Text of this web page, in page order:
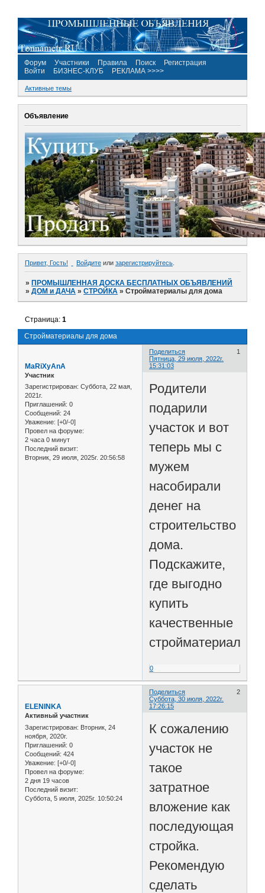
Форум Участники Правила Поиск
Регистрация
Войти
БИЗНЕС-КЛУБ РЕКЛАМА >>>>
Активные темы
Объявление
Привет, Гость! Войдите или зарегистрируйтесь
»ПРОМЫШЛЕННАЯ ДОСКА БЕСПЛАТНЫХ ОБЪЯВЛЕНИЙ
»ДОМ и ДАЧА »СТРОЙКА »Стройматериалы для дома
Стройматериалы для дома
Страница:1
Поделиться
1
Пятница, 29 июля, 2022г.
15:31:03
MaRiXyAnA
Участник
Зарегистрирован: Суббота, 22 мая,
2021г.
Приглашений: 0
Сообщений: 24
Уважение: [+0/-0]
Провел на форуме:
2 часа 0 минут
Последний визит:
Вторник, 29 июля, 2025г. 20:56:58
Родители
подарили
участок и вот
теперь мы с
мужем
насобирали
денег на
строительство
дома.
Подскажите,
где выгодно
купить
качественные
стройматериалы?
0
Поделиться
2
Суббота, 30 июля, 2022г.
17:26:15
ELENINKA
Активный участник
Зарегистрирован: Вторник, 24
ноября, 2020г.
Приглашений: 0
Сообщений: 424
Уважение: [+0/-0]
Провел на форуме:
2 дня 19 часов
Последний визит:
Суббота, 5 июля, 2025г. 10:50:24
К сожалению
участок не
такое
затратное
вложение как
последующая
стройка.
Рекомендую
сделать